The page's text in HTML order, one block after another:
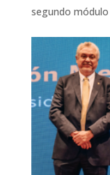
segundo módulo